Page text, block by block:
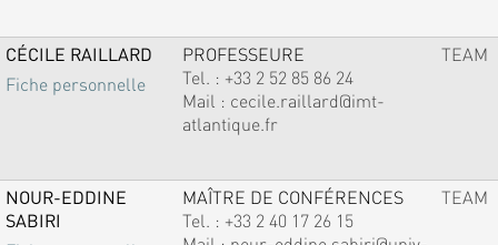
CÉCILE RAILLARD
Fiche personnelle
PROFESSEURE
Tel. : +33 2 52 85 86 24
Mail : cecile.raillard@imt-
atlantique.fr
TEAM
NOUR-EDDINE
SABIRI
MAÎTRE DE CONFÉRENCES
Tel. : +33 2 40 17 26 15
TEAM